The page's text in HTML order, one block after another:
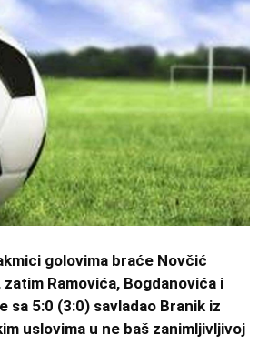
golovima braće Novčić
zatim Ramovića, Bogdanovića i
sa 5:0 (3:0) savladao Branik iz
uslovima u ne baš zanimljivljivoj